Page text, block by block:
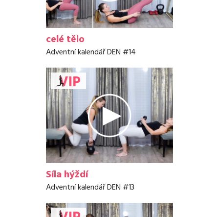
celé tělo
Adventní kalendář DEN #14
Síla hýždí
Adventní kalendář DEN #13